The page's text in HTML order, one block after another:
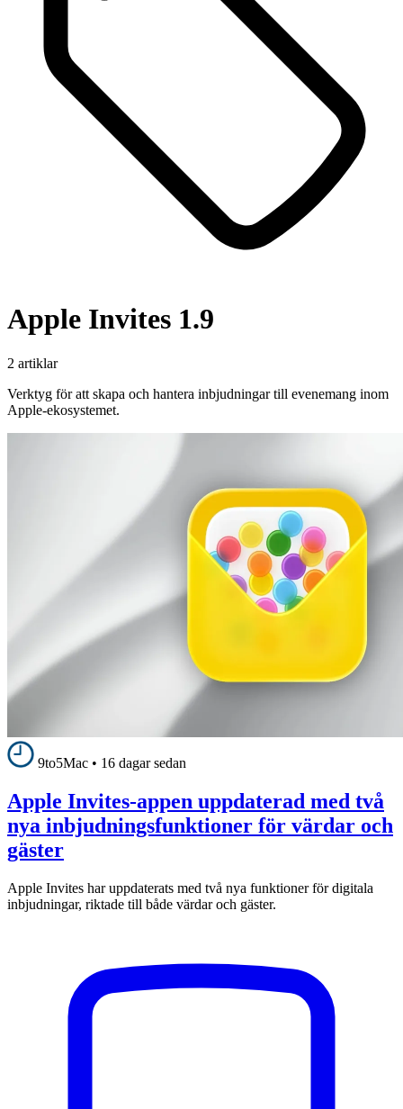
Apple Invites 1.9
2 artiklar
Verktyg för att skapa och hantera inbjudningar till evenemang inom
Apple-ekosystemet.
9to5Mac • 16 dagar sedan
Apple Invites-appen uppdaterad med två
nya inbjudningsfunktioner för värdar och
gäster
Apple Invites har uppdaterats med två nya funktioner för digitala
inbjudningar, riktade till både värdar och gäster.